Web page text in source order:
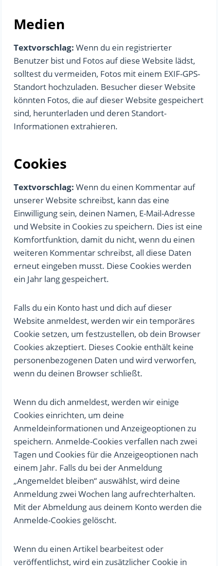
Medien
Textvorschlag: Wenn du ein registrierter
Benutzer bist und Fotos auf diese Website lädst,
solltest du vermeiden, Fotos mit einem EXIF-GPS-
Standort hochzuladen. Besucher dieser Website
könnten Fotos, die auf dieser Website gespeichert
sind, herunterladen und deren Standort-
Informationen extrahieren.
Cookies
Textvorschlag: Wenn du einen Kommentar auf
unserer Website schreibst, kann das eine
Einwilligung sein, deinen Namen, E-Mail-Adresse
und Website in Cookies zu speichern. Dies ist eine
Komfortfunktion, damit du nicht, wenn du einen
weiteren Kommentar schreibst, all diese Daten
erneut eingeben musst. Diese Cookies werden
ein Jahr lang gespeichert.
Falls du ein Konto hast und dich auf dieser
Website anmeldest, werden wir ein temporäres
Cookie setzen, um festzustellen, ob dein Browser
Cookies akzeptiert. Dieses Cookie enthält keine
personenbezogenen Daten und wird verworfen,
wenn du deinen Browser schließt.
Wenn du dich anmeldest, werden wir einige
Cookies einrichten, um deine
Anmeldeinformationen und Anzeigeoptionen zu
speichern. Anmelde-Cookies verfallen nach zwei
Tagen und Cookies für die Anzeigeoptionen nach
einem Jahr. Falls du bei der Anmeldung
„Angemeldet bleiben“ auswählst, wird deine
Anmeldung zwei Wochen lang aufrechterhalten.
Mit der Abmeldung aus deinem Konto werden die
Anmelde-Cookies gelöscht.
Wenn du einen Artikel bearbeitest oder
veröffentlichst, wird ein zusätzlicher Cookie in